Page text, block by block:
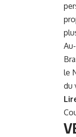
le
du